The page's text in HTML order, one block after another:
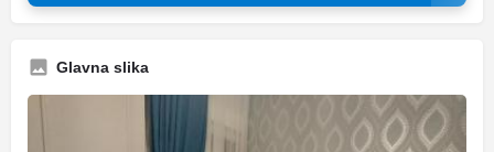
Glavna slika